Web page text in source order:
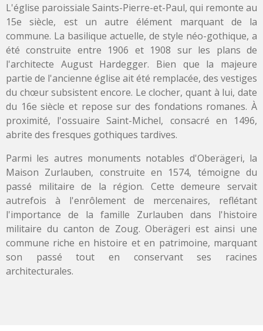
L'église paroissiale Saints-Pierre-et-Paul, qui remonte au
15e siècle, est un autre élément marquant de la
commune. La basilique actuelle, de style néo-gothique, a
été construite entre 1906 et 1908 sur les plans de
l'architecte August Hardegger. Bien que la majeure
partie de l'ancienne église ait été remplacée, des vestiges
du chœur subsistent encore. Le clocher, quant à lui, date
du 16e siècle et repose sur des fondations romanes. À
proximité, l'ossuaire Saint-Michel, consacré en 1496,
abrite des fresques gothiques tardives.
Parmi les autres monuments notables d'Oberägeri, la
Maison Zurlauben, construite en 1574, témoigne du
passé militaire de la région. Cette demeure servait
autrefois à l'enrôlement de mercenaires, reflétant
l'importance de la famille Zurlauben dans l'histoire
militaire du canton de Zoug. Oberägeri est ainsi une
commune riche en histoire et en patrimoine, marquant
son passé tout en conservant ses racines
architecturales.